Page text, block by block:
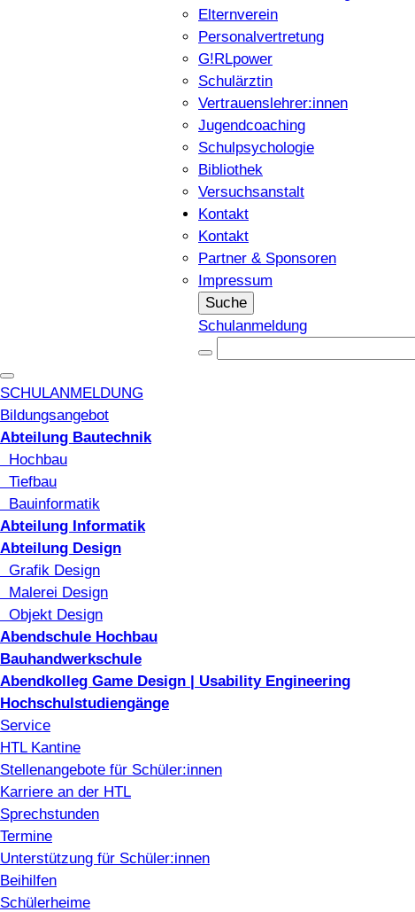
Elternverein
Personalvertretung
G!RLpower
Schulärztin
Vertrauenslehrer:innen
Jugendcoaching
Schulpsychologie
Bibliothek
Versuchsanstalt
Kontakt
Kontakt
Partner & Sponsoren
Impressum
Suche
Schulanmeldung
SCHULANMELDUNG
Bildungsangebot
Abteilung Bautechnik
Hochbau
Tiefbau
Bauinformatik
Abteilung Informatik
Abteilung Design
Grafik Design
Malerei Design
Objekt Design
Abendschule Hochbau
Bauhandwerkschule
Abendkolleg Game Design | Usability Engineering
Hochschulstudiengänge
Service
HTL Kantine
Stellenangebote für Schüler:innen
Karriere an der HTL
Sprechstunden
Termine
Unterstützung für Schüler:innen
Beihilfen
Schülerheime